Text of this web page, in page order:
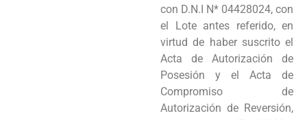
con D.N.I N* 04428024, con
el Lote antes referido, en
virtud de haber suscrito el
Acta de Autorización de
Posesión y el Acta de
Compromiso de
Autorización de Reversión,